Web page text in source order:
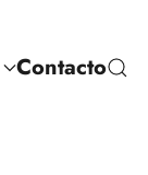
Contacto